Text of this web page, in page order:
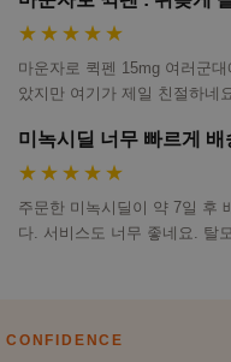
★★★★★
마운자로 퀵펜 15mg 여러군
았지만 여기가 제일 친절하네
미녹시딜 너무 빠르게 배
★★★★★
주문한 미녹시딜이 약 7일 후
다. 서비스도 너무 좋네요. 탈
CONFIDENCE